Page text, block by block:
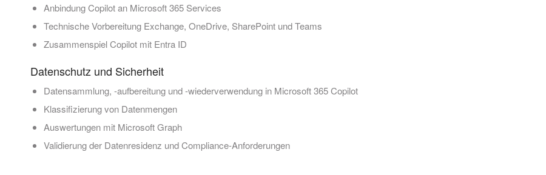
Anbindung Copilot an Microsoft 365 Services
Technische Vorbereitung Exchange, OneDrive, SharePoint und Teams
Zusammenspiel Copilot mit Entra ID
Datenschutz und Sicherheit
Datensammlung, -aufbereitung und -wiederverwendung in Microsoft 365 Copilot
Klassifizierung von Datenmengen
Auswertungen mit Microsoft Graph
Validierung der Datenresidenz und Compliance-Anforderungen